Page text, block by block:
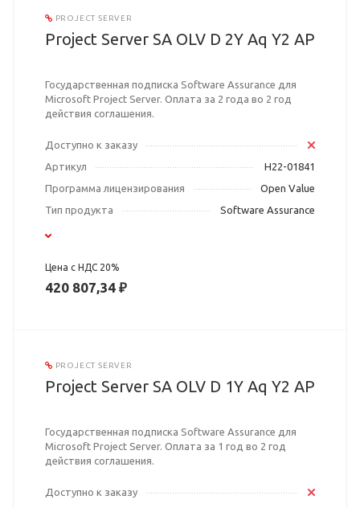
PROJECT SERVER
Project Server SA OLV D 2Y Aq Y2 AP
Государственная подписка Software Assurance для
Microsoft Project Server. Оплата за 2 года во 2 год
действия соглашения.
Доступно к заказу
Артикул
H22-01841
Программа лицензирования
Open Value
Тип продукта
Software Assurance
Цена с НДС 20%
420 807,34 ₽
PROJECT SERVER
Project Server SA OLV D 1Y Aq Y2 AP
Государственная подписка Software Assurance для
Microsoft Project Server. Оплата за 1 год во 2 год
действия соглашения.
Доступно к заказу